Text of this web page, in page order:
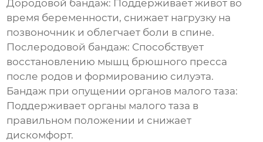
Дородовой бандаж: Поддерживает живот во
время беременности, снижает нагрузку на
позвоночник и облегчает боли в спине.
Послеродовой бандаж: Способствует
восстановлению мышц брюшного пресса
после родов и формированию силуэта.
Бандаж при опущении органов малого таза:
Поддерживает органы малого таза в
правильном положении и снижает
дискомфорт.